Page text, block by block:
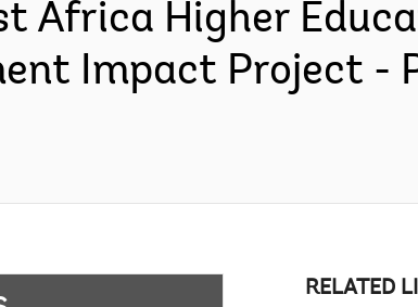
Africa Higher
Impact Project -
RELATED